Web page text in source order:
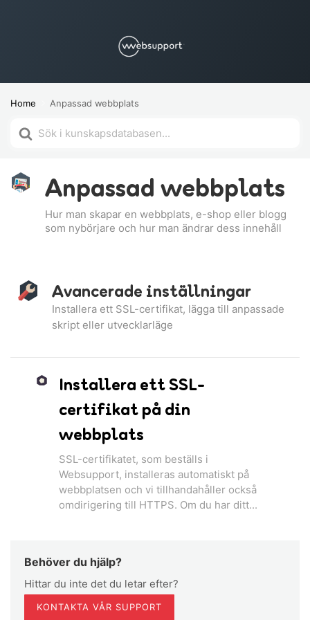
Home Anpassad webbplats
Söker
Anpassad webbplats
Hur man skapar en webbplats, e-shop eller blogg
som nybörjare och hur man ändrar dess innehåll
Avancerade inställningar
Installera ett SSL-certifikat, lägga till anpassade
skript eller utvecklarläge
Installera ett SSL-
certifikat på din
webbplats
SSL-certifikatet, som beställs i
Websupport, installeras automatiskt på
webbplatsen och vi tillhandahåller också
omdirigering till HTTPS. Om du har ditt...
Behöver du hjälp?
Hittar du inte det du letar efter?
KONTAKTA VÅR SUPPORT